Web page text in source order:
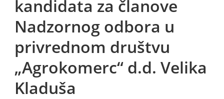
kandidata za članove
Nadzornog odbora u
privrednom društvu
„Agrokomerc“ d.d. Velika
Kladuša